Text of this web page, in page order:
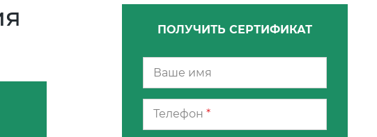
ПОЛУЧИТЬ СЕРТИФИКАТ
Телефон *